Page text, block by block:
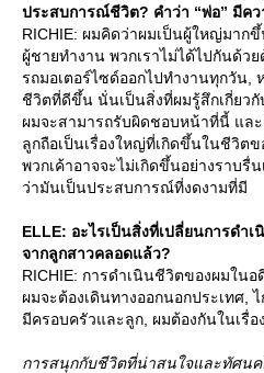
ประสบการณ์ชีวิต? คำว่า “พ่อ” มีค
RICHIE: ผมคิดว่าผมเป็นผู้ใหญ่มาก
ผู้ชายทำงาน พวกเราไม่ได้ไปกันด้ว
รถมอเตอร์ไซด์ออกไปทำงานทุกวัน,
ชีวิตที่ดีขึ้น นั่นเป็นสิ่งที่ผมรู้สึกเกี่ยว
ผมจะสามารถรับผิดชอบหน้าที่นี้ แล
ลูกถือเป็นเรื่องใหญ่ที่เกิดขึ้นในชีวิต
พวกเค้าอาจจะไม่เกิดขึ้นอย่างราบรื่
ว่ามันเป็นประสบการณ์ที่งดงามที่มี
ELLE: อะไรเป็นสิ่งที่เปลี่ยนการด
จากลูกสาวคลอดแล้ว?
RICHIE: การดำเนินชีวิตของผมใน
ผมจะต้องเดินทางออกนอกประเทศ,
มีครอบครัวและลูก, ผมต้องกันในเรื่อ
การสนุกกับชีวิตที่น่าสนใจและทัศน